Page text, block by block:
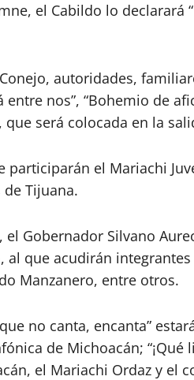
el Cabildo lo declarará
autoridades,
nos”, “Bohemio de
será colocada en la
el Mariachi
de Tijuana.
Gobernador Silvano
que acudirán
Manzanero, entre otros.
no canta, encanta”
de Michoacán; “¡Qué
el Mariachi Ordaz y el